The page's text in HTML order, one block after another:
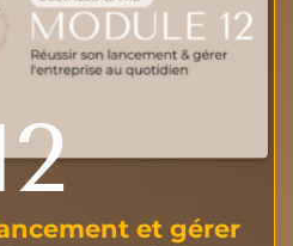
et gérer